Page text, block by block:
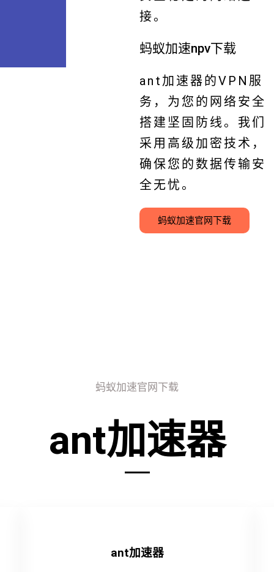
接。
蚂蚁加速npv下载
ant加速器的VPN服
务，为您的网络安全
搭建坚固防线。我们
采用高级加密技术，
确保您的数据传输安
全无忧。
蚂蚁加速官网下载
蚂蚁加速官网下载
ant加速器
ant加速器